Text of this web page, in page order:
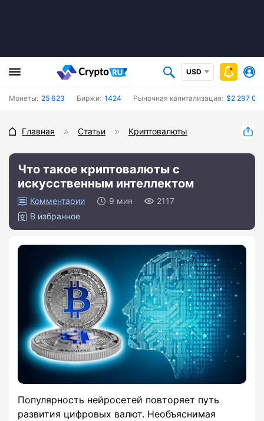
USD
Монеты: 25 623 Биржи: 1424 Рыночная капитализация: $2 297
Главная Статьи Криптовалюты
Что такое криптовалюты с
искусственным интеллектом
0 9 мин
2117
В избранное
Популярность нейросетей повторяет путь
развития цифровых валют. Необъяснимая